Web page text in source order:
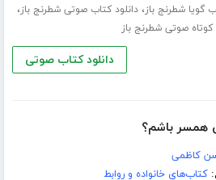
گویا شطرنج باز،دانلود کتاب صوتی شطرنج باز،
کوتاه صوتی شطرنج باز
دانلود کتاب صوتی
همسر باشم؟
کاظمی
کتاب‌های خانواده و روابط